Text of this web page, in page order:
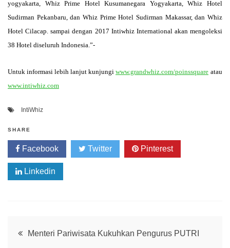
yogyakarta, Whiz Prime Hotel Kusumanegara Yogyakarta, Whiz Hotel
Sudirman Pekanbaru, dan Whiz Prime Hotel Sudirman Makassar, dan Whiz
Hotel Cilacap. sampai dengan 2017 Intiwhiz International akan mengoleksi
38 Hotel diseluruh Indonesia.”-
Untuk informasi lebih lanjut kunjungi www.grandwhiz.com/poinssquare atau
www.intiwhiz.com
IntiWhiz
SHARE
Facebook Twitter Pinterest
Linkedin
PostMenteri Pariwisata Kukuhkan Pengurus PUTRI